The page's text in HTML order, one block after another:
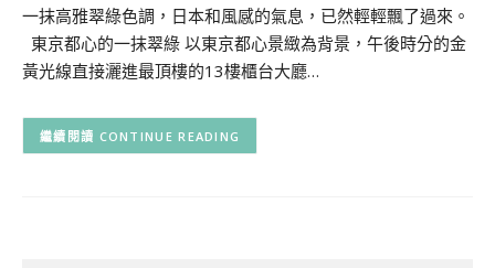
一抹高雅翠綠色調，日本和風感的氣息，已然輕輕飄了過來。
東京都心的一抹翠綠 以東京都心景緻為背景，午後時分的金
黃光線直接灑進最頂樓的13樓櫃台大廳…
CONTINUE READING